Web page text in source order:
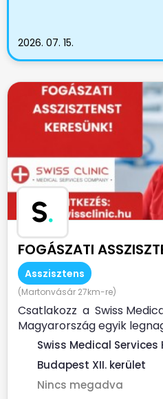
2026. 07. 15.
S.
FOGÁSZATI
Asszisztens
(Martonvásár 27km-re)
Csatlakozz a Swiss
Magyarország egyik
egészségügyi
Swiss Medical Services
Budapest XII. kerület
Nincs megadva